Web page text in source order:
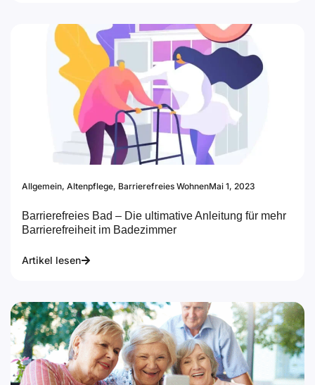
Allgemein, Altenpflege, Barrierefreies WohnenMai 1, 2023
Barrierefreies Bad – Die ultimative Anleitung für mehr
Barrierefreiheit im Badezimmer
Artikel lesen